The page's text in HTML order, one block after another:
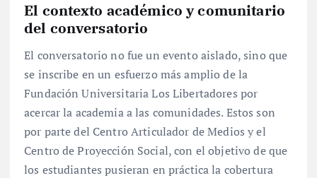
El contexto académico y comunitario
del conversatorio
El conversatorio no fue un evento aislado, sino que
se inscribe en un esfuerzo más amplio de la
Fundación Universitaria Los Libertadores por
acercar la academia a las comunidades. Estos son
por parte del Centro Articulador de Medios y el
Centro de Proyección Social, con el objetivo de que
los estudiantes pusieran en práctica la cobertura